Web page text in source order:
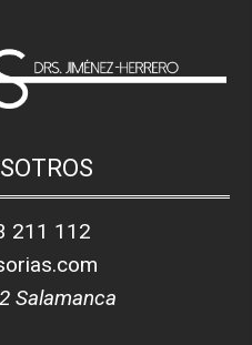
211 112
Salamanca